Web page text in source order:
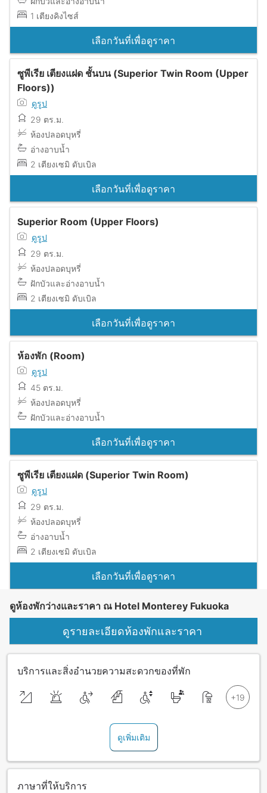
1 เตียงคิงไซส์
เลือกวันที่เพื่อดูราคา
ซูพีเรีย เตียงแฝด ชั้นบน (Superior Twin Room (Upper
Floors))
ดูรูป
29 ตร.ม.
ห้องปลอดบุหรี่
อ่างอาบน้ำ
2 เตียงเซมิ ดับเบิล
เลือกวันที่เพื่อดูราคา
Superior Room (Upper Floors)
ดูรูป
29 ตร.ม.
ห้องปลอดบุหรี่
ฝักบัวและอ่างอาบน้ำ
2 เตียงเซมิ ดับเบิล
เลือกวันที่เพื่อดูราคา
ห้องพัก (Room)
ดูรูป
45 ตร.ม.
ห้องปลอดบุหรี่
ฝักบัวและอ่างอาบน้ำ
เลือกวันที่เพื่อดูราคา
ซูพีเรีย เตียงแฝด (Superior Twin Room)
ดูรูป
29 ตร.ม.
ห้องปลอดบุหรี่
อ่างอาบน้ำ
2 เตียงเซมิ ดับเบิล
เลือกวันที่เพื่อดูราคา
ดูห้องพักว่างและราคา ณ Hotel Monterey Fukuoka
ดูรายละเอียดห้องพักและราคา
บริการและสิ่งอำนวยความสะดวกของที่พัก
ดูเพิ่มเติม
ภาษาที่ให้บริการ